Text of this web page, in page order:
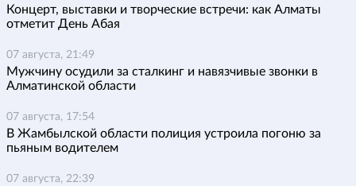
Концерт, выставки и творческие встречи: как Алматы
отметит День Абая
07 августа, 21:49
Мужчину осудили за сталкинг и навязчивые звонки в
Алматинской области
07 августа, 17:54
В Жамбылской области полиция устроила погоню за
пьяным водителем
07 августа, 22:39